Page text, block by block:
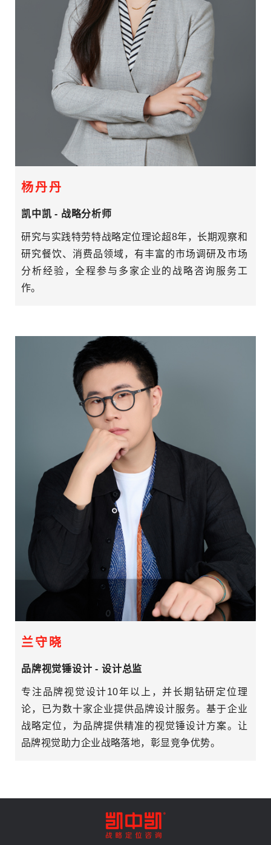
杨丹丹
凯中凯 - 战略分析师
研究与实践特劳特战略定位理论超8年，长期观察和
研究餐饮、消费品领域，有丰富的市场调研及市场
分析经验，全程参与多家企业的战略咨询服务工
作。
兰守晓
品牌视觉锤设计 - 设计总监
专注品牌视觉设计10年以上，并长期钻研定位理
论，已为数十家企业提供品牌设计服务。基于企业
战略定位，为品牌提供精准的视觉锤设计方案。让
品牌视觉助力企业战略落地，彰显竞争优势。